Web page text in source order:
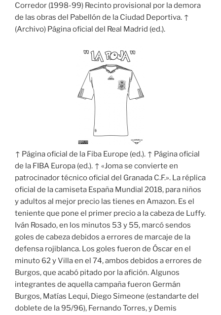
Corredor (1998-99) Recinto provisional por la demora
de las obras del Pabellón de la Ciudad Deportiva. ↑
(Archivo) Página oficial del Real Madrid (ed.).
↑ Página oficial de la Fiba Europe (ed.). ↑ Página oficial
de la FIBA Europa (ed.). ↑ «Joma se convierte en
patrocinador técnico oficial del Granada C.F.». La réplica
oficial de la camiseta España Mundial 2018, para niños
y adultos al mejor precio las tienes en Amazon. Es el
teniente que pone el primer precio a la cabeza de Luffy.
Iván Rosado, en los minutos 53 y 55, marcó sendos
goles de cabeza debidos a errores de marcaje de la
defensa rojiblanca. Los goles fueron de Óscar en el
minuto 62 y Villa en el 74, ambos debidos a errores de
Burgos, que acabó pitado por la afición. Algunos
integrantes de aquella campaña fueron Germán
Burgos, Matías Lequi, Diego Simeone (estandarte del
doblete de la 95/96), Fernando Torres, y Demis